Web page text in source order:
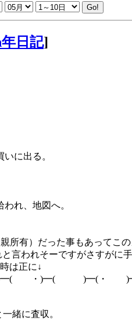
日記]
に出る。
れ、地図へ。
所有）だった事もあってこ
言われそーですがさすがに
は正に↓
∀)━( ・)━( )━(・ )━(∀
緒に査収。